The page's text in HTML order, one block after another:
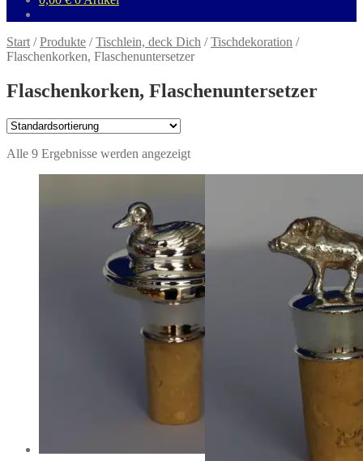
Start /Produkte /Tischlein, deck Dich /Tischdekoration /
Flaschenkorken, Flaschenuntersetzer
Flaschenkorken, Flaschenuntersetzer
Alle 9 Ergebnisse werden angezeigt